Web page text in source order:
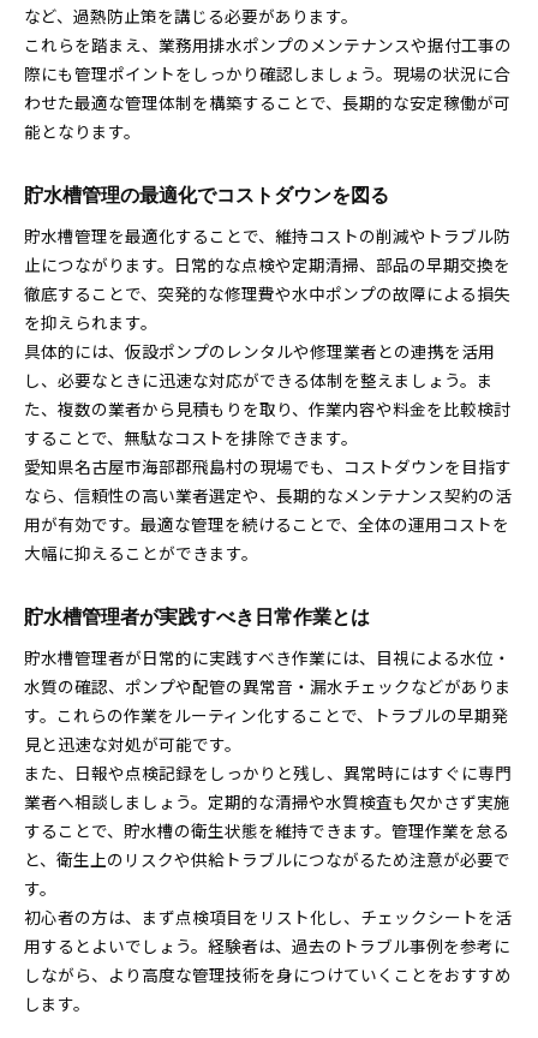
など、過熱防止策を講じる必要があります。
これらを踏まえ、業務用排水ポンプのメンテナンスや据付工事の
際にも管理ポイントをしっかり確認しましょう。現場の状況に合
わせた最適な管理体制を構築することで、長期的な安定稼働が可
能となります。
貯水槽管理の最適化でコストダウンを図る
貯水槽管理を最適化することで、維持コストの削減やトラブル防
止につながります。日常的な点検や定期清掃、部品の早期交換を
徹底することで、突発的な修理費や水中ポンプの故障による損失
を抑えられます。
具体的には、仮設ポンプのレンタルや修理業者との連携を活用
し、必要なときに迅速な対応ができる体制を整えましょう。ま
た、複数の業者から見積もりを取り、作業内容や料金を比較検討
することで、無駄なコストを排除できます。
愛知県名古屋市海部郡飛島村の現場でも、コストダウンを目指す
なら、信頼性の高い業者選定や、長期的なメンテナンス契約の活
用が有効です。最適な管理を続けることで、全体の運用コストを
大幅に抑えることができます。
貯水槽管理者が実践すべき日常作業とは
貯水槽管理者が日常的に実践すべき作業には、目視による水位・
水質の確認、ポンプや配管の異常音・漏水チェックなどがありま
す。これらの作業をルーティン化することで、トラブルの早期発
見と迅速な対処が可能です。
また、日報や点検記録をしっかりと残し、異常時にはすぐに専門
業者へ相談しましょう。定期的な清掃や水質検査も欠かさず実施
することで、貯水槽の衛生状態を維持できます。管理作業を怠る
と、衛生上のリスクや供給トラブルにつながるため注意が必要で
す。
初心者の方は、まず点検項目をリスト化し、チェックシートを活
用するとよいでしょう。経験者は、過去のトラブル事例を参考に
しながら、より高度な管理技術を身につけていくことをおすすめ
します。